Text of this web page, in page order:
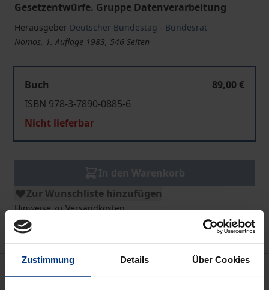
Zustimmung Details Über Cookies
Gesetzentwürfe. Gruppe Datenverarbeitung
Herausgeber Deutscher Bundestag - Bundesrat
Nomos, 1. Auflage 1983, 546 Seiten
Buch
89,00 €
ISBN 978-3-7890-0885-6
Nicht lieferbar
Zur Wunschliste hinzufügen
Hinweise zu Versandkosten
Bibliografische Angaben